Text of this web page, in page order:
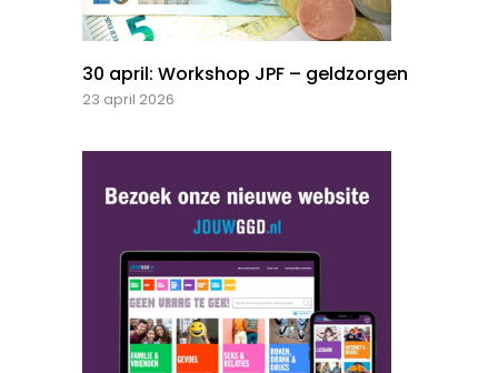
30 april: Workshop JPF – geldzorgen
23 april 2026